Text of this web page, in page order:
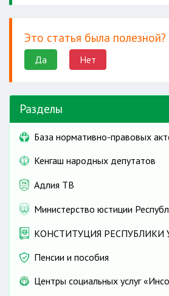
Это статья была полезной?
Да Нет
Разделы
База нормативно-правовых
Кенгаш народных депутатов
Адлия ТВ
Министерство юстиции
КОНСТИТУЦИЯ РЕСПУБЛИКИ
Пенсии и пособия
Центры социальных услуг